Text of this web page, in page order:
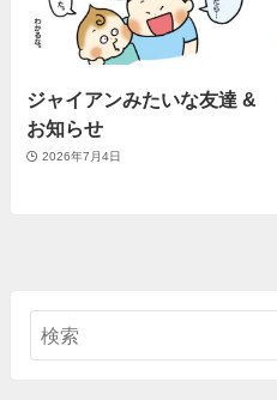
ジャイアンみたいな友達 &
お知らせ
2026年7月4日